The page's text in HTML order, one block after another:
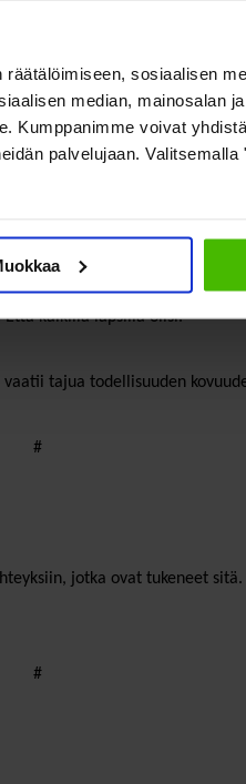
sosiaalisen
median, mainosalan
Kumppanimme voivat
palvelujaan.
viileän analyyttisiä sotilaita
#
on ainoa itse koettu tila.
rauhan töille.
kaikilla lapsilla olisi.
tajua todellisuuden
#
jotka ovat tukeneet
#